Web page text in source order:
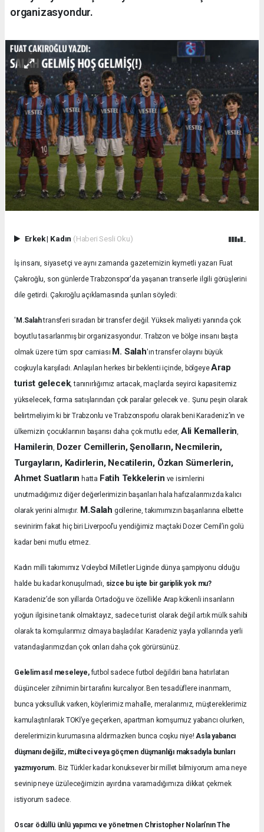
organizasyondur.
Erkek| Kadın (Haberi Sesli Oku)
İş insanı, siyasetçi ve aynı zamanda gazetemizin kıymetli yazarı Fuat
Çakıroğlu, son günlerde Trabzonspor'da yaşanan transerle ilgili görüşlerini
dile getirdi. Çakıroğlu açıklamasında şunları söyledi:
' M.Salahtransferi sıradan bir transfer değil. Yüksek maliyeti yanında çok
boyutlu tasarlanmış bir organizasyondur.Trabzon ve bölge insanı başta
olmak üzere tüm spor camiası M. Salah'ın transfer olayını büyük
coşkuyla karşıladı.Anlaşılan herkes bir beklenti içinde, bölgeyeArap
turist gelecek, tanınırlığımız artacak, maçlarda seyirci kapasitemiz
yükselecek, forma satışlarından çok paralar gelecek ve.. Şunu peşin olarak
belirtmeliyim ki bir Trabzonlu ve Trabzonsporlu olarak beni Karadeniz’in ve
ülkemizin çocuklarının başarısı daha çok mutlu eder, Ali Kemallerin,
Hamilerin, Dozer Cemillerin, Şenolların, Necmilerin,
Turgayların, Kadirlerin, Necatilerin, Özkan Sümerlerin,
Ahmet Suatların hatta Fatih Tekkelerin ve isimlerini
unutmadığımız diğer değerlerimizin başarıları hala hafızalarımızda kalıcı
olarak yerini almıştır. M.Salah gollerine, takımımızın başarılarına elbette
sevinirim fakat hiç biri Liverpool’u yendiğimiz maçtaki Dozer Cemil’in golü
kadar beni mutlu etmez.
Kadın milli takımımız Voleybol Milletler Liginde dünya şampiyonu olduğu
halde bu kadar konuşulmadı, sizce bu işte bir gariplik yok mu?
Karadeniz’de son yıllarda Ortadoğu ve özellikle Arap kökenli insanların
yoğun ilgisine tanık olmaktayız, sadece turist olarak değil artık mülk sahibi
olarak ta komşularımız olmaya başladılar. Karadeniz yayla yollarında yerli
vatandaşlarımızdan çok onları daha çok görürsünüz.
Gelelim asıl meseleye,futbol sadece futbol değildiri bana hatırlatan
düşünceler zihnimin bir tarafını kurcalıyor. Ben tesadüflere inanmam,
bunca yoksulluk varken, köylerimiz mahalle, meralarımız, müştereklerimiz
kamulaştırılarak TOKİ’ye geçerken, apartman komşumuz yabancı olurken,
derelerimizin kurumasına aldırmazken bunca coşku niye!Asla yabancı
düşmanı değiliz, mülteci veya göçmen düşmanlığı maksadıyla bunları
yazmıyorum. Biz Türkler kadar konuksever bir millet bilmiyorum ama neye
sevinip neye üzüleceğimizin ayırdına varamadığımıza dikkat çekmek
istiyorum sadece.
Oscar ödüllü ünlü yapımcı ve yönetmen Christopher Nolan’nın The